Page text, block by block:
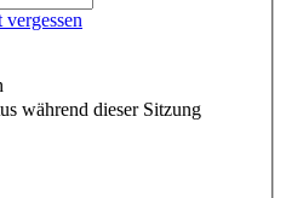
während dieser Sitzung